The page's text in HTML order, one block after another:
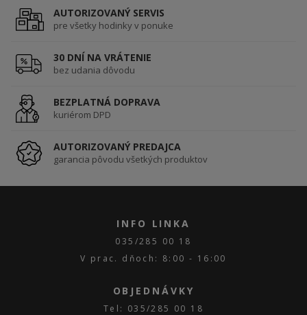
AUTORIZOVANÝ SERVIS
pre všetky hodinky v ponuke
30 DNÍ NA VRÁTENIE
bez udania dôvodu
BEZPLATNÁ DOPRAVA
kuriérom DPD
AUTORIZOVANÝ PREDAJCA
garancia pôvodu všetkých produktov
INFO LINKA
035/285 00 18
V prac. dňoch: 8:00 - 16:00
OBJEDNÁVKY
Tel: 035/285 00 18